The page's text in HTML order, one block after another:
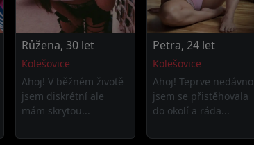
Růžena, 30 let
Kolešovice
Ahoj! V běžném životě
jsem diskrétní ale
mám skrytou...
Petra, 24 let
Kolešovice
Ahoj! Teprve nedávno
jsem se přistěhovala
do okolí a ráda...